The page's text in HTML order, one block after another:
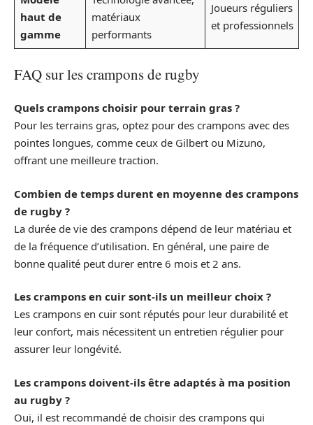
haut de
gamme
matériaux
performants
Joueurs réguliers
et professionnels
FAQ sur les crampons de rugby
Quels crampons choisir pour terrain gras ?
Pour les terrains gras, optez pour des crampons avec des
pointes longues, comme ceux de Gilbert ou Mizuno,
offrant une meilleure traction.
Combien de temps durent en moyenne des crampons
de rugby ?
La durée de vie des crampons dépend de leur matériau et
de la fréquence d’utilisation. En général, une paire de
bonne qualité peut durer entre 6 mois et 2 ans.
Les crampons en cuir sont-ils un meilleur choix ?
Les crampons en cuir sont réputés pour leur durabilité et
leur confort, mais nécessitent un entretien régulier pour
assurer leur longévité.
Les crampons doivent-ils être adaptés à ma position
au rugby ?
Oui, il est recommandé de choisir des crampons qui